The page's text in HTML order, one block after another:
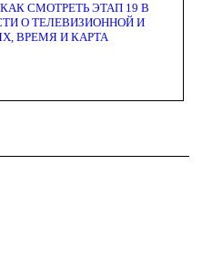
СМОТРЕТЬ ЭТАП 19 В
О ТЕЛЕВИЗИОННОЙ И
ВРЕМЯ И КАРТА